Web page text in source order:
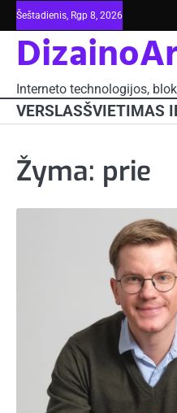
Skip
to
content
Šeštadienis, Rgp 8, 2026
Interneto technologijos,
VERSLASŠVIETIMAS
Žyma: prie